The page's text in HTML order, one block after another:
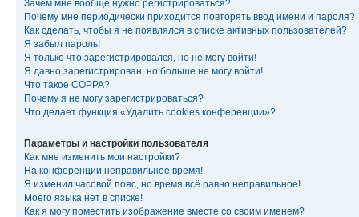
Зачем мне вообще нужно регистрироваться?
Почему мне периодически приходится повторять ввод имени и пароля?
Как сделать, чтобы я не появлялся в списке активных пользователей?
Я забыл пароль!
Я только что зарегистрировался, но не могу войти!
Я давно зарегистрирован, но больше не могу войти!
Что такое COPPA?
Почему я не могу зарегистрироваться?
Что делает функция «Удалить cookies конференции»?
Параметры и настройки пользователя
Как мне изменить мои настройки?
На конференции неправильное время!
Я изменил часовой пояс, но время всё равно неправильное!
Моего языка нет в списке!
Как я могу поместить изображение вместе со своим именем?